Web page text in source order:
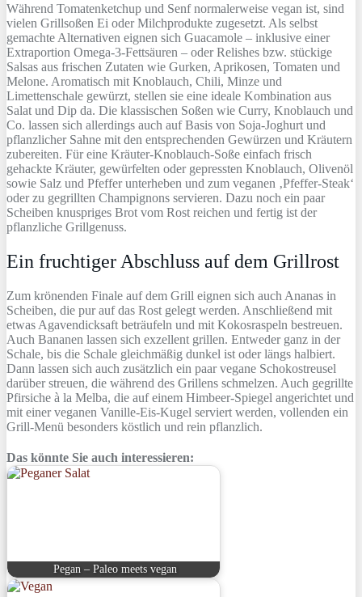
Während Tomatenketchup und Senf normalerweise vegan ist, sind
vielen Grillsoßen Ei oder Milchprodukte zugesetzt. Als selbst
gemachte Alternativen eignen sich Guacamole – inklusive einer
Extraportion Omega-3-Fettsäuren – oder Relishes bzw. stückige
Salsas aus frischen Zutaten wie Gurken, Aprikosen, Tomaten und
Melone. Aromatisch mit Knoblauch, Chili, Minze und
Limettenschale gewürzt, stellen sie eine ideale Kombination aus
Salat und Dip da. Die klassischen Soßen wie Curry, Knoblauch und
Co. lassen sich allerdings auch auf Basis von Soja-Joghurt und
pflanzlicher Sahne mit den entsprechenden Gewürzen und Kräutern
zubereiten. Für eine Kräuter-Knoblauch-Soße einfach frisch
gehackte Kräuter, gewürfelten oder gepressten Knoblauch, Olivenöl
sowie Salz und Pfeffer unterheben und zum veganen ‚Pfeffer-Steak‘
oder zu gegrillten Champignons servieren. Dazu noch ein paar
Scheiben knuspriges Brot vom Rost reichen und fertig ist der
pflanzliche Grillgenuss.
Ein fruchtiger Abschluss auf dem Grillrost
Zum krönenden Finale auf dem Grill eignen sich auch Ananas in
Scheiben, die pur auf das Rost gelegt werden. Anschließend mit
etwas Agavendicksaft beträufeln und mit Kokosraspeln bestreuen.
Auch Bananen lassen sich exzellent grillen. Entweder ganz in der
Schale, bis die Schale gleichmäßig dunkel ist oder längs halbiert.
Dann lassen sich auch zusätzlich ein paar vegane Schokostreusel
darüber streuen, die während des Grillens schmelzen. Auch gegrillte
Pfirsiche à la Melba, die auf einem Himbeer-Spiegel angerichtet und
mit einer veganen Vanille-Eis-Kugel serviert werden, vollenden ein
Grill-Menü besonders köstlich und rein pflanzlich.
Das könnte Sie auch interessieren:
Pegan – Paleo meets vegan